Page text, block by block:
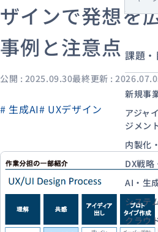
セミナーコラム お知らせ
エンジニアブログ（Zenn）
お役立ち情報（PJ Insight）
資料ダウンロード
ザインで発想を
事例と注意点
公開 : 2025.09.30最終更新 :
# 生成AI# UXデザイン
課題
新規事
アジャ
ジメン
内製化
DX戦
AI・生
システ
クラウ